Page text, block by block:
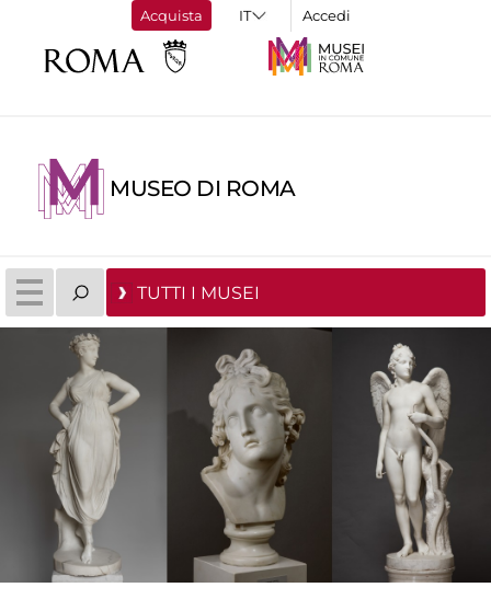
Acquista Accedi
MUSEO DI ROMA
TUTTI I MUSEI